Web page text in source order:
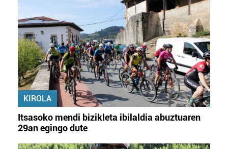
KIROLA
Itsasoko mendi bizikleta ibilaldia abuztuaren
29an egingo dute